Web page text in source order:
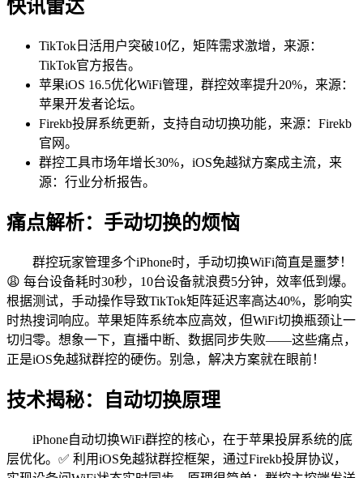
快讯雷达
TikTok日活用户突破10亿，矩阵需求激增，来源：
TikTok官方报告。
苹果iOS 16.5优化WiFi管理，群控效率提升20%，来源：
苹果开发者论坛。
Firekb投屏系统更新，支持自动切换功能，来源：Firekb
官网。
群控工具市场年增长30%，iOS免越狱方案成主流，来
源：行业分析报告。
痛点解析：手动切换的烦恼
群控玩家管理多个iPhone时，手动切换WiFi简直是噩梦！
😩 每台设备耗时30秒，10台设备就浪费5分钟，效率低到爆。
根据测试，手动操作导致TikTok矩阵延迟率高达40%，影响实
时热搜词响应。苹果矩阵系统本应高效，但WiFi切换瓶颈让一
切归零。想象一下，直播中断、数据同步失败——这些痛点，
正是iOS免越狱群控的硬伤。别急，解决方案就在眼前！
技术揭秘：自动切换原理
iPhone自动切换WiFi群控的核心，在于苹果投屏系统的底
层优化。✅ 利用iOS免越狱群控框架，通过Firekb投屏协议，